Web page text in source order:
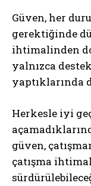
Güven, her
gerektiğinde
ihtimalinden
yalnızca
yaptıklarında
Herkesle iyi
güven,
çatışma